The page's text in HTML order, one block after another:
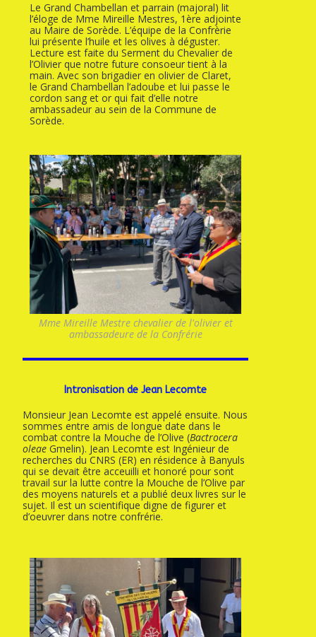
Le Grand Chambellan et parrain (majoral) lit
l’éloge de Mme Mireille Mestres, 1ère adjointe
au Maire de Sorède. L’équipe de la Confrèrie
lui présente l’huile et les olives à déguster.
Lecture est faite du Serment du Chevalier de
l’Olivier que notre future consoeur tient à la
main. Avec son brigadier en olivier de Claret,
le Grand Chambellan l’adoube et lui passe le
cordon sang et or qui fait d’elle notre
ambassadeur au sein de la Commune de
Sorède.
Mme Mireille Mestre chevalier de l'olivier et
ambassadeure de la Confrérie
Intronisation de Jean Lecomte
Monsieur Jean Lecomte est appelé ensuite. Nous
sommes entre amis de longue date dans le
combat contre la Mouche de l’Olive (Bactrocera
oleae Gmelin). Jean Lecomte est Ingénieur de
recherches du CNRS (ER) en résidence à Banyuls
qui se devait être acceuilli et honoré pour sont
travail sur la lutte contre la Mouche de l’Olive par
des moyens naturels et a publié deux livres sur le
sujet. Il est un scientifique digne de figurer et
d’oeuvrer dans notre confrérie.